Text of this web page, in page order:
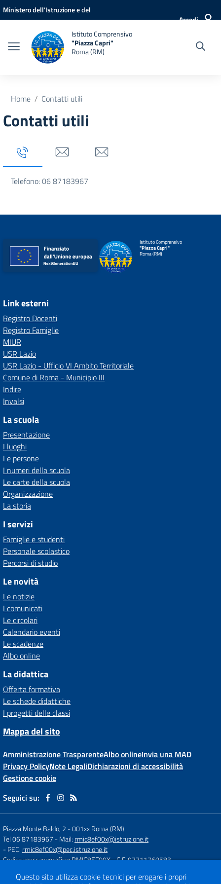
Vai ai contenuti
Vai al menu di navigazione
Vai al footer
Ministero dell'Istruzione e del
Accedi
Istituto Comprensivo
"Piazza Capri"
Roma (RM)
Home Contatti utili
Contatti utili
Tab titolo 1Tab titolo 3Tab titolo 4
Telefono: 06 87183967
Istituto Comprensivo
"Piazza Capri"
Roma (RM)
Link esterni
Registro Docenti
Registro Famiglie
MIUR
USR Lazio
USR Lazio - Ufficio VI Ambito Territoriale
Comune di Roma - Municipio III
Indire
Invalsi
La scuola
Presentazione
I luoghi
Le persone
I numeri della scuola
Le carte della scuola
Organizzazione
La storia
I servizi
Famiglie e studenti
Personale scolastico
Percorsi di studio
Le novità
Le notizie
I comunicati
Le circolari
Calendario eventi
Le scadenze
Albo online
La didattica
Offerta formativa
Le schede didattiche
I progetti delle classi
Mappa del sito
Amministrazione TrasparenteAlbo onlineInvia una MAD
Privacy PolicyNote LegaliDichiarazioni di accessibilità
Gestione cookie
Seguici su:
Piazza Monte Baldo, 2 -001xx Roma (RM)
Tel 06 87183967 - Mail: rmic8ef00x@istruzione.it
- PEC: rmic8ef00x@pec.istruzione.it
Codice meccanografico: RMIC8EF00X- C.F. 97711760583
Questo sito utilizza cookie tecnici per erogare i propri